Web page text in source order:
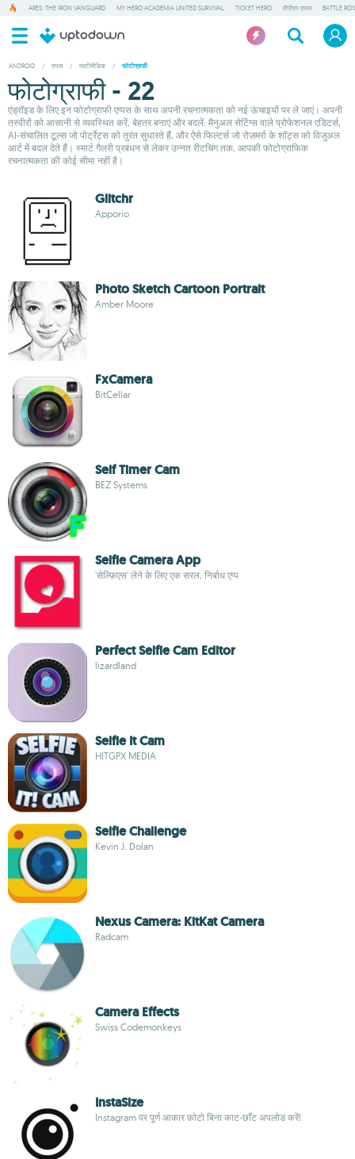
ARES: THE IRON VANGUARD MY HERO ACADEMIA UNITED SURVIVAL TICKET HERO वीपीएन एप्पस BATTLE
ANDROID / एप्पस / मल्टीमीडिया / फोटोग्राफी
फोटोग्राफी - 22
एंड्रॉइड के लिए इन फोटोग्राफी एप्पस के साथ अपनी रचनात्मकता को नई ऊंचाइयों पर ले जाएं। अपनी
तस्वीरों को आसानी से व्यवस्थित करें, बेहतर बनाएं और बदलें: मैनुअल सेटिंग्स वाले प्रोफेशनल एडिटर्स,
AI-संचालित टूल्स जो पोर्ट्रेट्स को तुरंत सुधारते हैं, और ऐसे फिल्टर्स जो रोज़मर्रा के शॉट्स को विजुअल
आर्ट में बदल देते हैं। स्मार्ट गैलरी प्रबंधन से लेकर उन्नत रीटचिंग तक, आपकी फोटोग्राफिक
रचनात्मकता की कोई सीमा नहीं है।
Glitchr
Apporio
Photo Sketch Cartoon Portrait
Amber Moore
FxCamera
BitCellar
Self Timer Cam
BEZ Systems
Selfie Camera App
'सेल्फ़िएस' लेने के लिए एक सरल, निर्बाध एप्प
Perfect Selfie Cam Editor
lizardland
Selfie It Cam
HITGPX MEDIA
Selfie Challenge
Kevin J. Dolan
Nexus Camera: KitKat Camera
Radcam
Camera Effects
Swiss Codemonkeys
InstaSize
Instagram पर पूर्ण आकार फ़ोटो बिना काट-छाँट अपलोड करें!